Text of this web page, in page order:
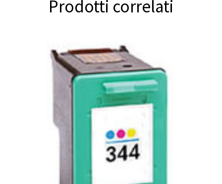
Prodotti correlati